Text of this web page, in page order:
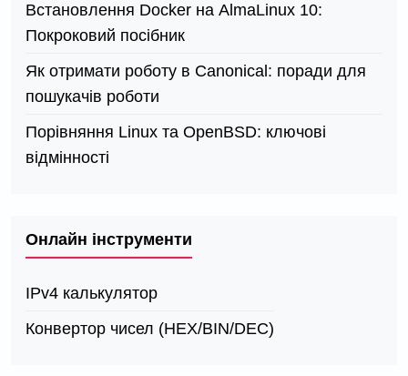
Встановлення Docker на AlmaLinux 10:
Покроковий посібник
Як отримати роботу в Canonical: поради для
пошукачів роботи
Порівняння Linux та OpenBSD: ключові
відмінності
Онлайн інструменти
IPv4 калькулятор
Конвертор чисел (HEX/BIN/DEC)